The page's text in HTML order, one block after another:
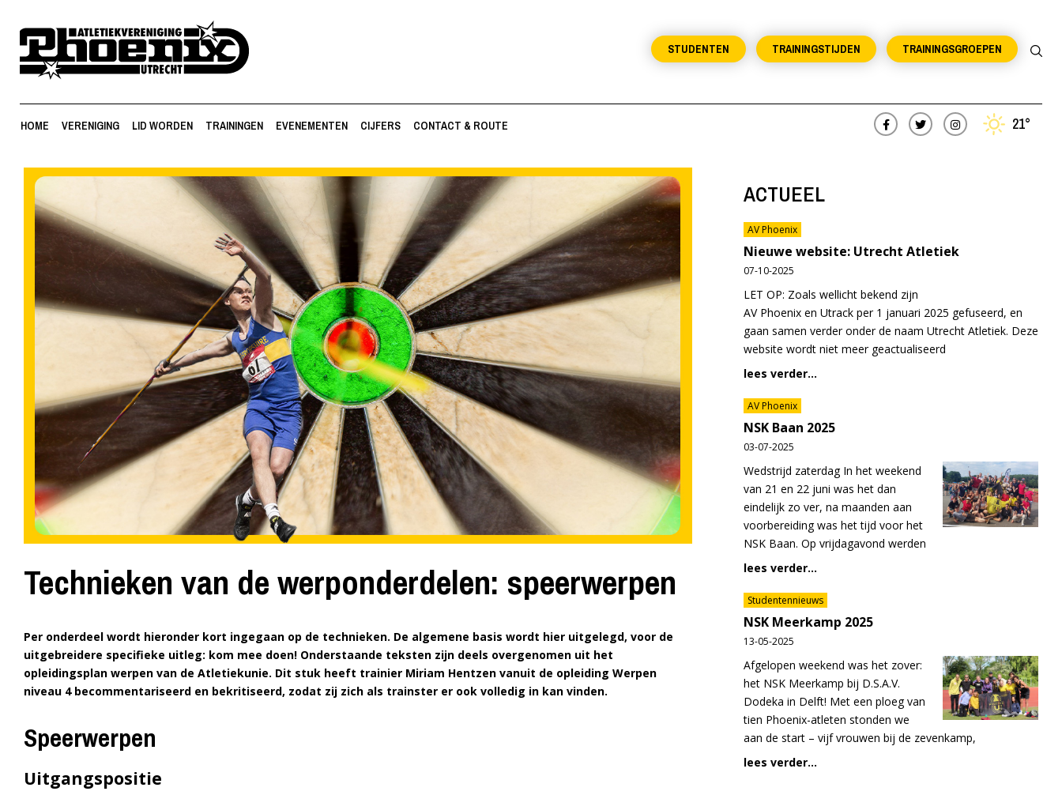
TRAININGSGROEPEN
TRAININGSTIJDEN
STUDENTEN
HOME VERENIGING LID WORDEN TRAININGEN EVENEMENTEN CIJFERS CONTACT & ROUTE 21°
Technieken van de werponderdelen: speerwerpen
Per onderdeel wordt hieronder kort ingegaan op de technieken. De algemene basis wordt hier uitgelegd, voor de
uitgebreidere specifieke uitleg: kom mee doen! Onderstaande teksten zijn deels overgenomen uit het
opleidingsplan werpen van de Atletiekunie. Dit stuk heeft trainier Miriam Hentzen vanuit de opleiding Werpen
niveau 4 becommentariseerd en bekritiseerd, zodat zij zich als trainster er ook volledig in kan vinden.
Speerwerpen
Uitgangspositie
ACTUEEL
AV Phoenix
Nieuwe website: Utrecht Atletiek
07-10-2025
LET OP: Zoals wellicht bekend zijn
AV Phoenix en Utrack per 1 januari 2025 gefuseerd, en
gaan samen verder onder de naam Utrecht Atletiek. Deze
website wordt niet meer geactualiseerd
lees verder...
AV Phoenix
NSK Baan 2025
03-07-2025
Wedstrijd zaterdag In het weekend
van 21 en 22 juni was het dan
eindelijk zo ver, na maanden aan
voorbereiding was het tijd voor het
NSK Baan. Op vrijdagavond werden
lees verder...
Studentennieuws
NSK Meerkamp 2025
13-05-2025
Afgelopen weekend was het zover:
het NSK Meerkamp bij D.S.A.V.
Dodeka in Delft! Met een ploeg van
tien Phoenix-atleten stonden we
aan de start – vijf vrouwen bij de zevenkamp,
lees verder...